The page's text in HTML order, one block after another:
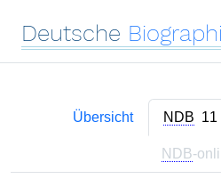
Deutsche
Übersicht NDB 11
NDB-